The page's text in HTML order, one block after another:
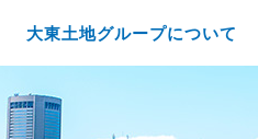
大東土地グループについて